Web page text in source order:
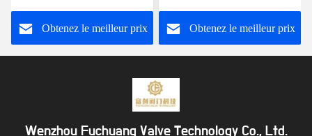
Valve à bille à trois voies
Obtenez le meilleur prix Obtenez le meilleur prix
Wenzhou Fuchuang Valve Technology Co., Ltd.